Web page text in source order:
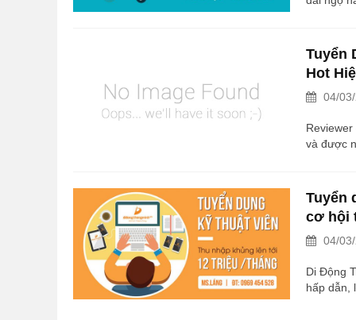
quy mô
Chí...
Tuyển
Hot
04/
và được
Hành
tuyển
Tuyển
cơ hội
04/
Di Động
hấp dẫn,